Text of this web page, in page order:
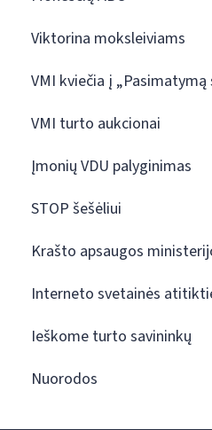
Viktorina moksleiviams
VMI kviečia į „Pasimatymą
VMI turto aukcionai
Įmonių VDU palyginimas
STOP šešėliui
Krašto apsaugos
Interneto svetainės
Ieškome turto savininkų
Nuorodos